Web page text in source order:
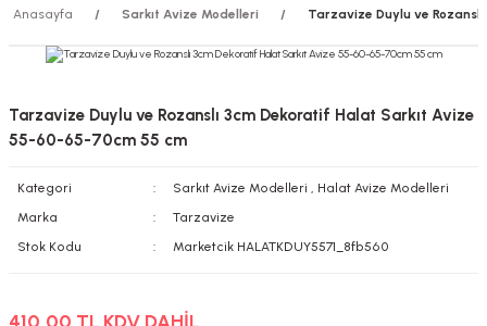
Anasayfa Sarkıt Avize Modelleri Tarzavize Duylu ve
Tarzavize Duylu ve Rozanslı 3cm Dekoratif Halat Sarkıt Avize
55-60-65-70cm 55 cm
Kategori Sarkıt Avize Modelleri , Halat Avize Modelleri
Marka
Tarzavize
Stok Kodu
Marketcik HALATKDUY5571_8fb560
410,00 TL KDV DAHİL